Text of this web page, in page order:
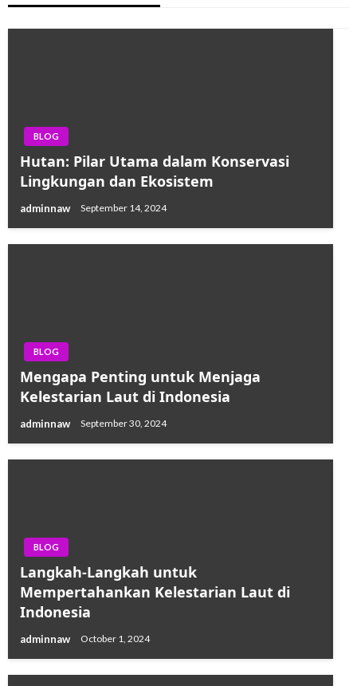
BLOG
Hutan: Pilar Utama dalam Konservasi
Lingkungan dan Ekosistem
adminnaw September 14, 2024
BLOG
Mengapa Penting untuk Menjaga
Kelestarian Laut di Indonesia
adminnaw September 30, 2024
BLOG
Langkah-Langkah untuk
Mempertahankan Kelestarian Laut di
Indonesia
adminnaw October 1, 2024